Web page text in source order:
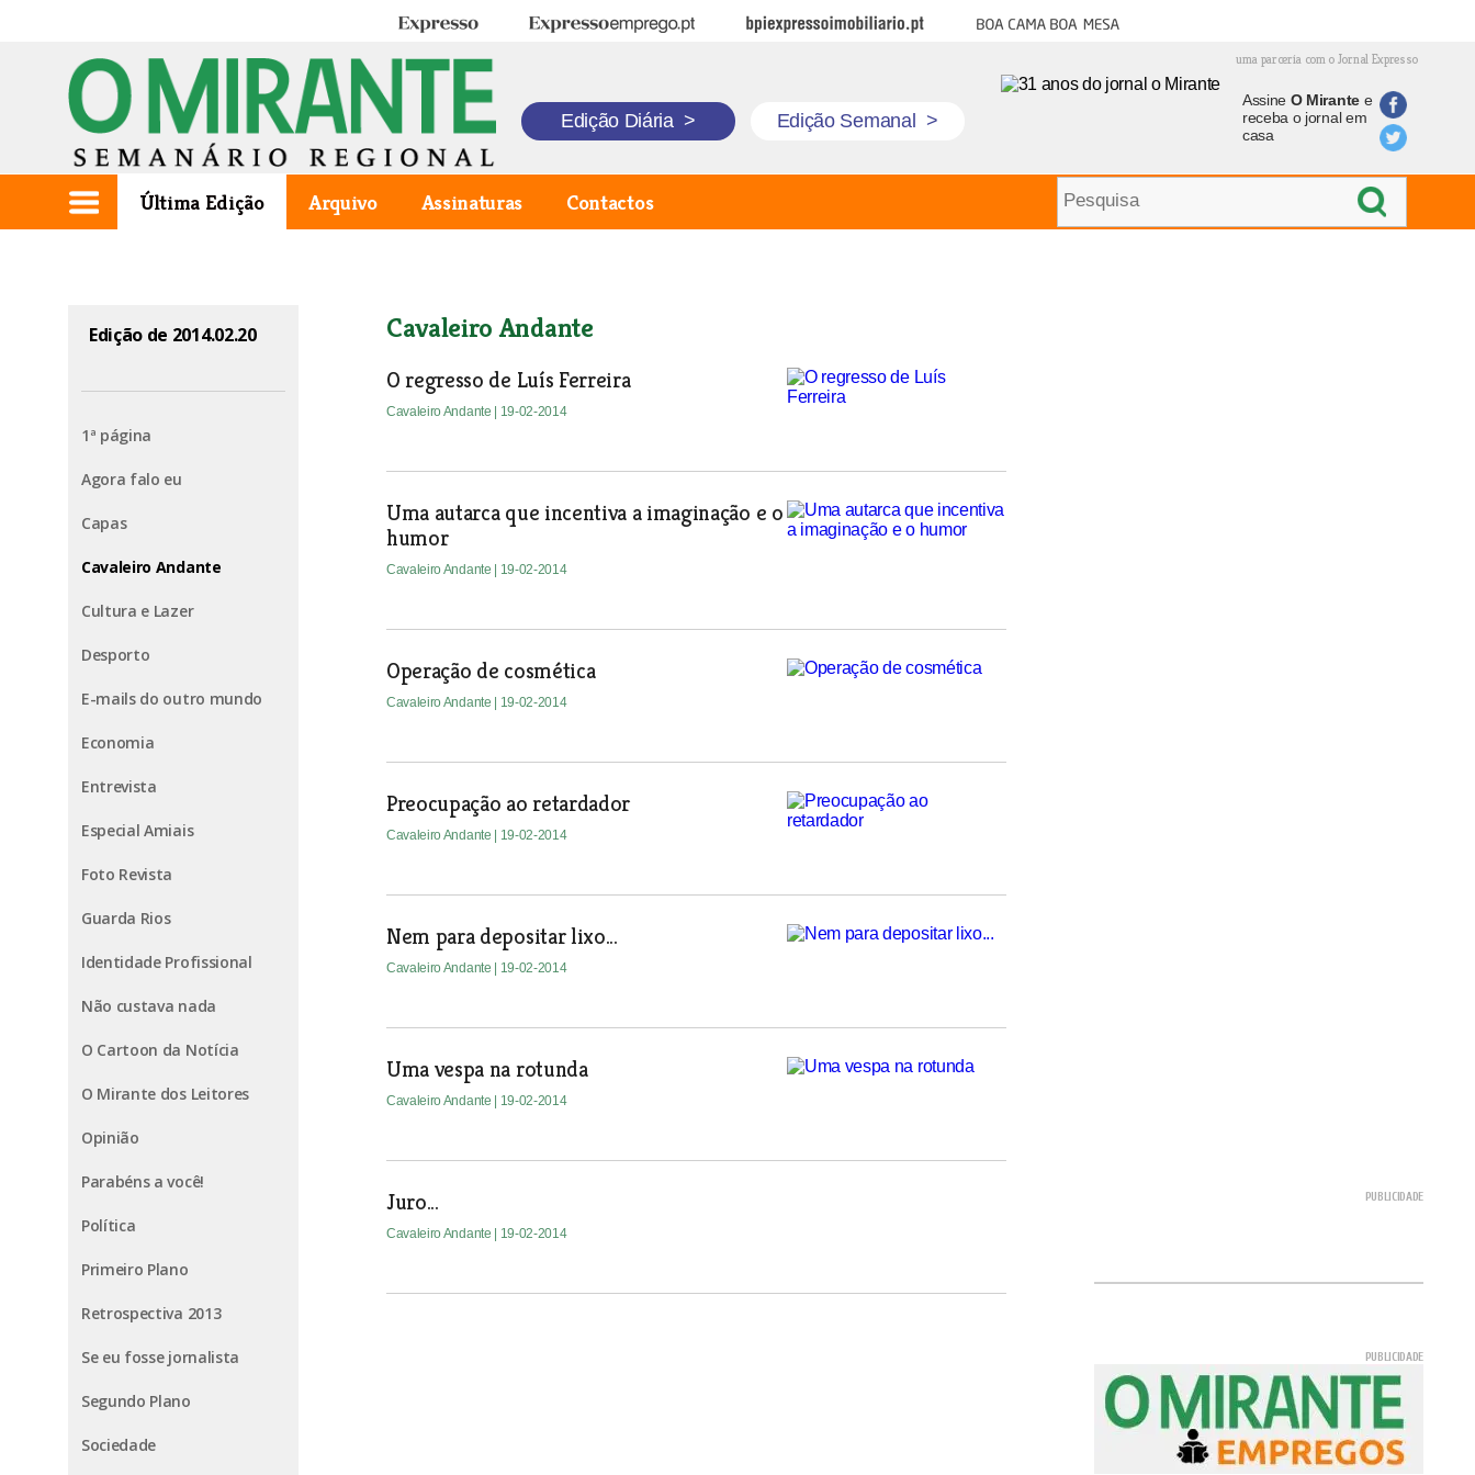
Expresso Expresso Emprego BPI Expresso Imobiliário Boa cama boa mesa
uma parceria com o Jornal Expresso
Edição Diária > Edição Semanal >
Assine O Mirantee
receba o jornal em
casa
Última Edição Arquivo Assinaturas Contactos
Edição de 2014.02.20
1ª página
Agora falo eu
Capas
Cavaleiro Andante
Cultura e Lazer
Desporto
E-mails do outro mundo
Economia
Entrevista
Especial Amiais
Foto Revista
Guarda Rios
Identidade Profissional
Não custava nada
O Cartoon da Notícia
O Mirante dos Leitores
Opinião
Parabéns a você!
Política
Primeiro Plano
Retrospectiva 2013
Se eu fosse jornalista
Segundo Plano
Sociedade
Cavaleiro Andante
O regresso de Luís Ferreira
Cavaleiro Andante | 19-02-2014
Uma autarca que incentiva a imaginação e o
humor
Cavaleiro Andante | 19-02-2014
Operação de cosmética
Cavaleiro Andante | 19-02-2014
Preocupação ao retardador
Cavaleiro Andante | 19-02-2014
Nem para depositar lixo...
Cavaleiro Andante | 19-02-2014
Uma vespa na rotunda
Cavaleiro Andante | 19-02-2014
Juro...
Cavaleiro Andante | 19-02-2014